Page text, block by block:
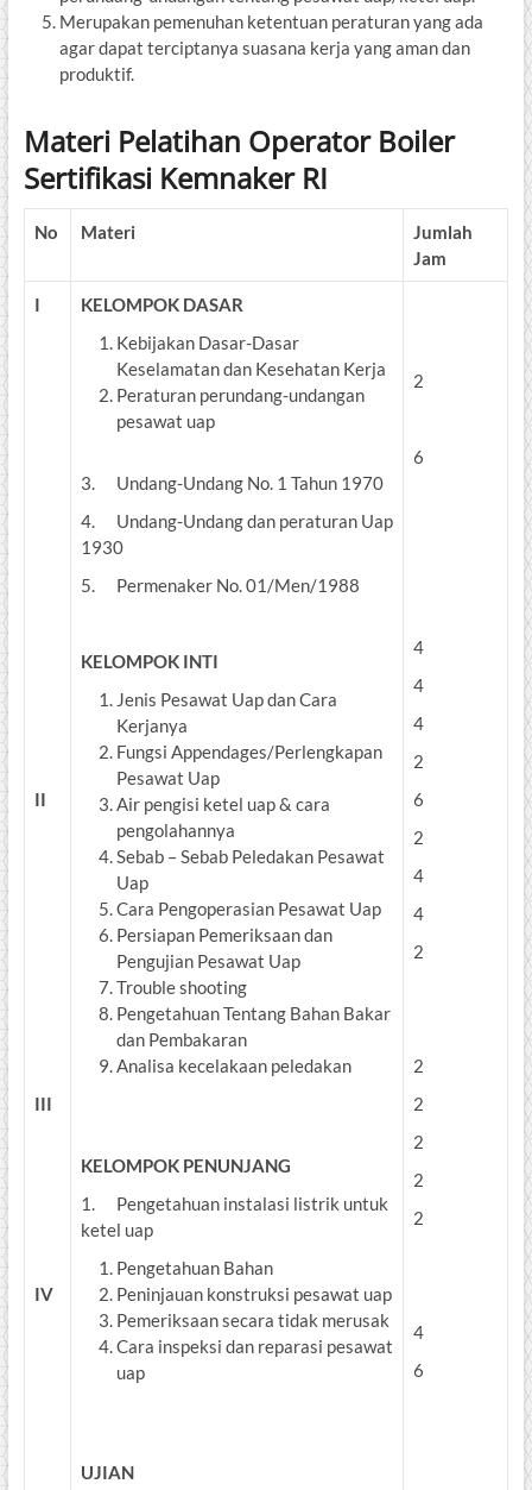
Merupakan pemenuhan ketentuan peraturan yang ada
agar dapat terciptanya suasana kerja yang aman dan
produktif.
Materi Pelatihan Operator Boiler
Sertifikasi Kemnaker RI
No Materi
Jumlah
Jam
I
II
III
IV
KELOMPOK DASAR
Kebijakan Dasar-Dasar
Keselamatan dan Kesehatan Kerja
Peraturan perundang-undangan
pesawat uap
3. Undang-Undang No. 1 Tahun 1970
4. Undang-Undang dan peraturan Uap
1930
5. Permenaker No. 01/Men/1988
KELOMPOK INTI
Jenis Pesawat Uap dan Cara
Kerjanya
Fungsi Appendages/Perlengkapan
Pesawat Uap
Air pengisi ketel uap & cara
pengolahannya
Sebab – Sebab Peledakan Pesawat
Uap
Cara Pengoperasian Pesawat Uap
Persiapan Pemeriksaan dan
Pengujian Pesawat Uap
Trouble shooting
Pengetahuan Tentang Bahan Bakar
dan Pembakaran
Analisa kecelakaan peledakan
KELOMPOK PENUNJANG
1. Pengetahuan instalasi listrik untuk
ketel uap
Pengetahuan Bahan
Peninjauan konstruksi pesawat uap
Pemeriksaan secara tidak merusak
Cara inspeksi dan reparasi pesawat
uap
UJIAN
2
6
4
4
4
2
6
2
4
4
2
2
2
2
2
2
4
6